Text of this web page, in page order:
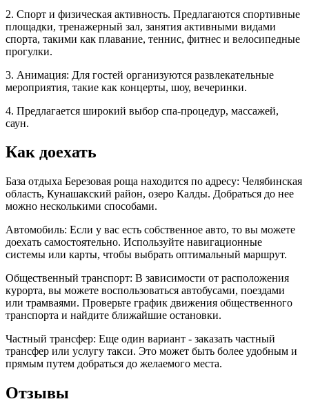
2. Спорт и физическая активность. Предлагаются спортивные
площадки, тренажерный зал, занятия активными видами
спорта, такими как плавание, теннис, фитнес и велосипедные
прогулки.
3. Анимация: Для гостей организуются развлекательные
мероприятия, такие как концерты, шоу, вечеринки.
4. Предлагается широкий выбор спа-процедур, массажей,
саун.
Как доехать
База отдыха Березовая роща находится по адресу: Челябинская
область, Кунашакский район, озеро Калды. Добраться до нее
можно несколькими способами.
Автомобиль: Если у вас есть собственное авто, то вы можете
доехать самостоятельно. Используйте навигационные
системы или карты, чтобы выбрать оптимальный маршрут.
Общественный транспорт: В зависимости от расположения
курорта, вы можете воспользоваться автобусами, поездами
или трамваями. Проверьте график движения общественного
транспорта и найдите ближайшие остановки.
Частный трансфер: Еще один вариант - заказать частный
трансфер или услугу такси. Это может быть более удобным и
прямым путем добраться до желаемого места.
Отзывы